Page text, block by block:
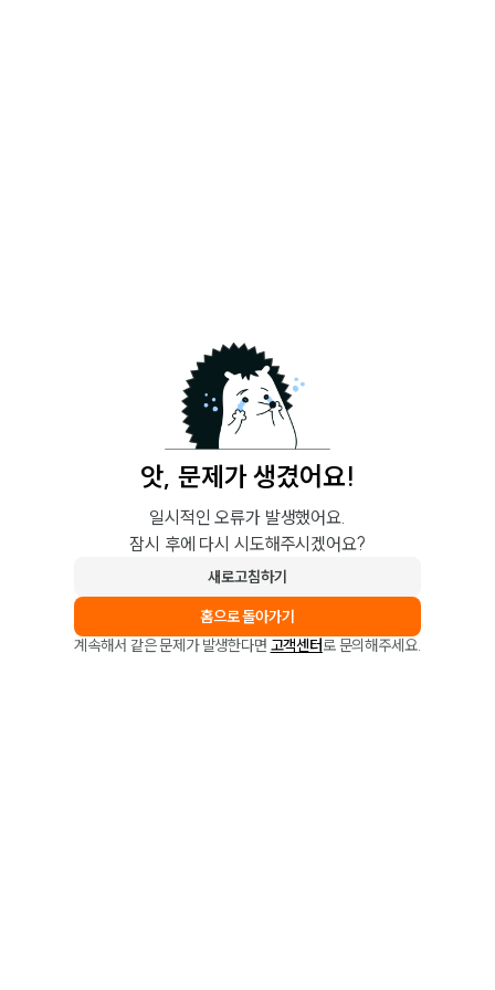
앗, 문제가 생겼어요!
일시적인 오류가 발생했어요.
잠시 후에 다시 시도해주시겠어요?
새로고침하기
홈으로 돌아가기
계속해서 같은 문제가 발생한다면 고객센터로 문의해주세요.